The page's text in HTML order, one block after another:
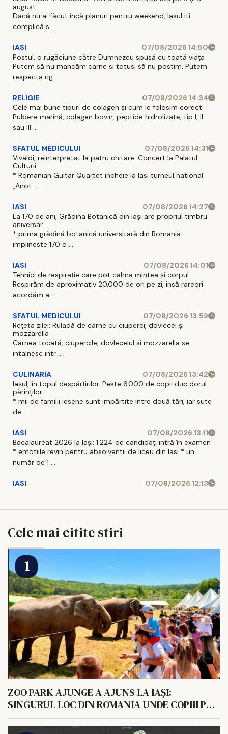
august
Dacă nu ai făcut incă planuri pentru weekend, Iasul iti
complică s ...
IASI
07/08/2026 14:50
Postul, o rugăciune către Dumnezeu spusă cu toată viața
Putem să nu mancăm carne si totusi să nu postim. Putem
respecta rig ...
RELIGIE
07/08/2026 14:34
Cele mai bune tipuri de colagen și cum le folosim corect
Pulbere marină, colagen bovin, peptide hidrolizate, tip I, II
sau III ...
SFATUL MEDICULUI
07/08/2026 14:31
Vivaldi, reinterpretat la patru chitare. Concert la Palatul
Culturii
* Romanian Guitar Quartet incheie la Iasi turneul national
„Anot ...
IASI
07/08/2026 14:27
La 170 de ani, Grădina Botanică din Iași are propriul timbru
aniversar
* prima grădină botanică universitară din Romania
implineste 170 d ...
IASI
07/08/2026 14:01
Tehnici de respirație care pot calma mintea și corpul
Respirăm de aproximativ 20.000 de ori pe zi, insă rareori
acordăm a ...
SFATUL MEDICULUI
07/08/2026 13:59
Rețeta zilei: Ruladă de carne cu ciuperci, dovlecei și
mozzarella
Carnea tocată, ciupercile, dovlecelul si mozzarella se
intalnesc intr ...
CULINARIA
07/08/2026 13:42
Iașul, în topul despărțirilor. Peste 6.000 de copii duc dorul
părinților
* mii de familii iesene sunt impărtite intre două tări, iar sute
de ...
IASI
07/08/2026 13:11
Bacalaureat 2026 la Iași: 1.224 de candidați intră în examen
* emotiile revin pentru absolventii de liceu din Iasi * un
număr de 1 ...
IASI 07/08/2026 12:13
Cele mai citite stiri
ZOO PARK AJUNGE A AJUNS LA IAȘI:
SINGURUL LOC DIN ROMANIA UNDE COPIII POT
HRANI UN ELEFANT